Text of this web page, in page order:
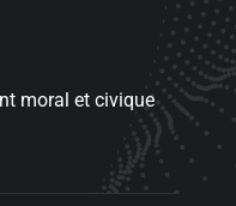
moral et civique